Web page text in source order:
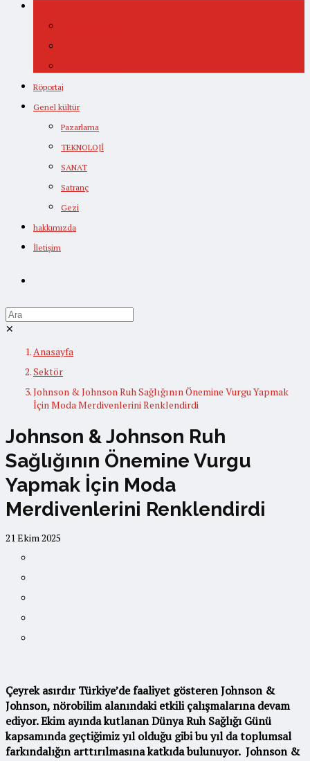
Röportaj
Genel kültür
Pazarlama
TEKNOLOJİ
SANAT
Satranç
Gezi
hakkımızda
İletişim
✕
Anasayfa
Sektör
Johnson & Johnson Ruh Sağlığının Önemine Vurgu Yapmak
İçin Moda Merdivenlerini Renklendirdi
Johnson & Johnson Ruh
Sağlığının Önemine Vurgu
Yapmak İçin Moda
Merdivenlerini Renklendirdi
21 Ekim 2025
Çeyrek asırdır Türkiye’de faaliyet gösteren Johnson &
Johnson, nörobilim alanındaki etkili çalışmalarına devam
ediyor. Ekim ayında kutlanan Dünya Ruh Sağlığı Günü
kapsamında geçtiğimiz yıl olduğu gibi bu yıl da toplumsal
farkındalığın arttırılmasına katkıda bulunuyor. Johnson &